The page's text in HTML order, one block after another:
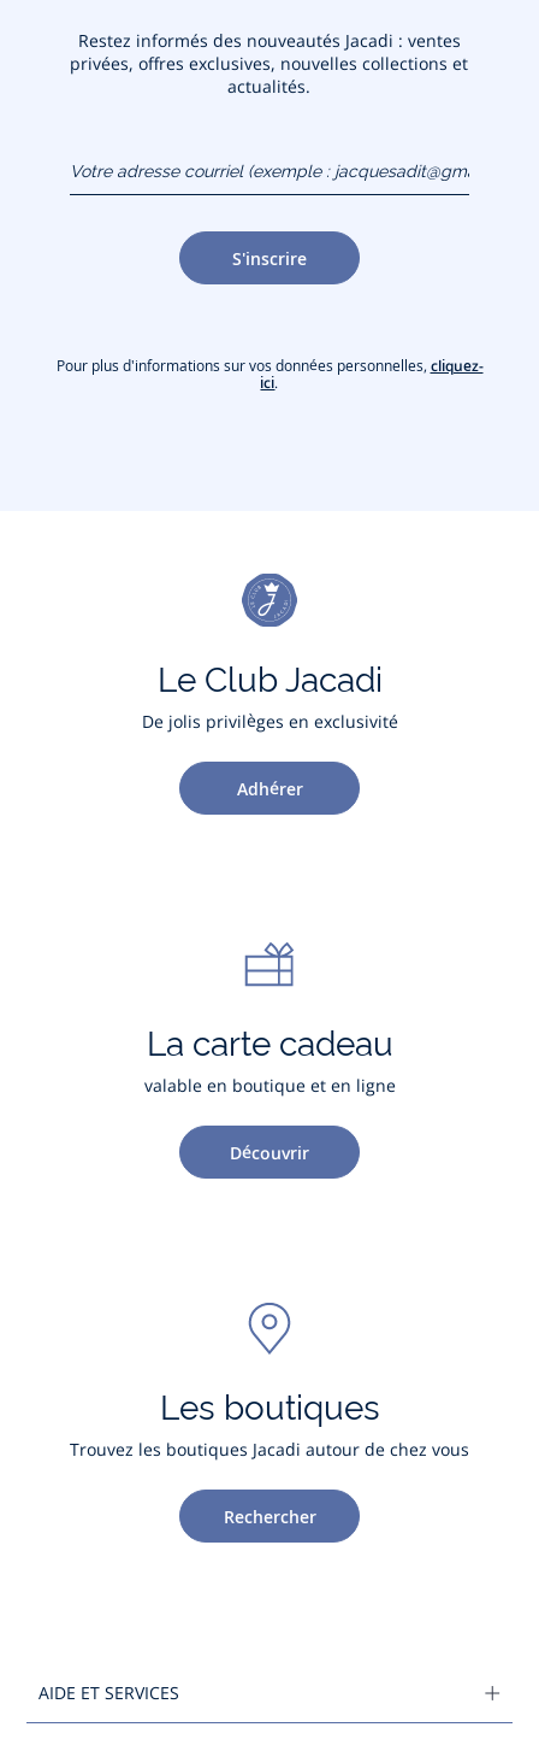
Restez informés des nouveautés Jacadi : ventes
privées, offres exclusives, nouvelles collections et
actualités.
(exemple :
jacquesadit@gmail.com)
S'inscrire
Pour plus d'informations sur vos données personnelles, cliquez-
ici.
Le Club Jacadi
De jolis privilèges en exclusivité
Adhérer
La carte cadeau
valable en boutique et en ligne
Découvrir
Les boutiques
Trouvez les boutiques Jacadi autour de chez vous
Rechercher
AIDE ET SERVICES